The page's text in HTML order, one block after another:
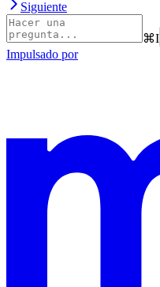
Siguiente
⌘I
Impulsado por